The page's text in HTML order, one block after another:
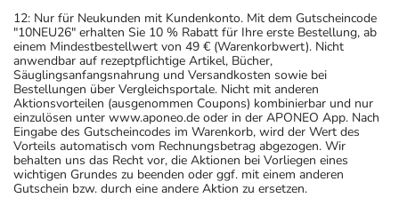
12: Nur für Neukunden mit Kundenkonto. Mit dem Gutscheincode
"10NEU26" erhalten Sie 10 % Rabatt für Ihre erste Bestellung, ab
einem Mindestbestellwert von 49 € (Warenkorbwert). Nicht
anwendbar auf rezeptpflichtige Artikel, Bücher,
Säuglingsanfangsnahrung und Versandkosten sowie bei
Bestellungen über Vergleichsportale. Nicht mit anderen
Aktionsvorteilen (ausgenommen Coupons) kombinierbar und nur
einzulösen unter www.aponeo.de oder in der APONEO App. Nach
Eingabe des Gutscheincodes im Warenkorb, wird der Wert des
Vorteils automatisch vom Rechnungsbetrag abgezogen. Wir
behalten uns das Recht vor, die Aktionen bei Vorliegen eines
wichtigen Grundes zu beenden oder ggf. mit einem anderen
Gutschein bzw. durch eine andere Aktion zu ersetzen.